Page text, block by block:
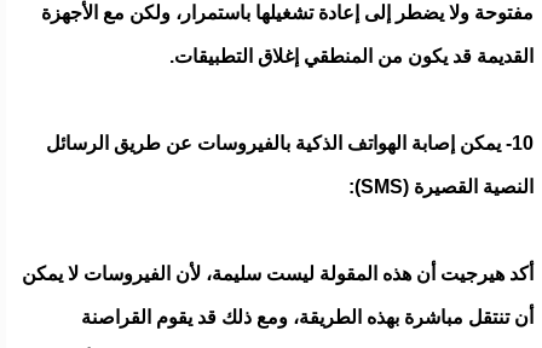
مفتوحة ولا يضطر إلى إعادة تشغيلها باستمرار، ولكن مع الأجهزة
القديمة قد يكون من المنطقي إغلاق التطبيقات.
10- يمكن إصابة الهواتف الذكية بالفيروسات عن طريق الرسائل
النصية القصيرة (SMS):
أكد هيرجيت أن هذه المقولة ليست سليمة، لأن الفيروسات لا يمكن
أن تنتقل مباشرة بهذه الطريقة، ومع ذلك قد يقوم القراصنة